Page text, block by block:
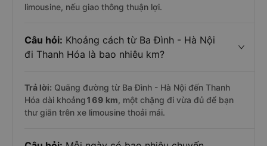
limousine, nếu giao thông thuận lợi.
Câu hỏi: Khoảng cách từ Ba Đình - Hà Nội
đi Thanh Hóa là bao nhiêu km?
Trả lời: Quãng đường từ Ba Đình - Hà Nội đến Thanh
Hóa dài khoảng169 km, một chặng đi vừa đủ để bạn
thư giãn trên xe limousine thoải mái.